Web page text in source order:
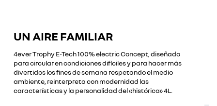
UN AIRE FAMILIAR
4ever Trophy E-Tech 100% electric Concept, diseñado
para circular en condiciones difíciles y para hacer más
divertidos los fines de semana respetando el medio
ambiente, reinterpreta con modernidad las
características y la personalidad del «histórico» 4L.